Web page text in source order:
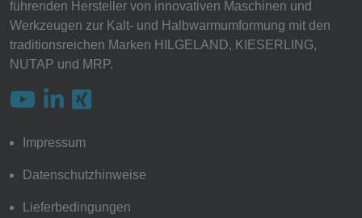
führenden Hersteller von innovativen Maschinen und
Werkzeugen zur Kalt- und Halbwarmumformung mit den
traditionsreichen Marken HILGELAND, KIESERLING,
NUTAP und MRP.
Impressum
Datenschutzhinweise
Lieferbedingungen